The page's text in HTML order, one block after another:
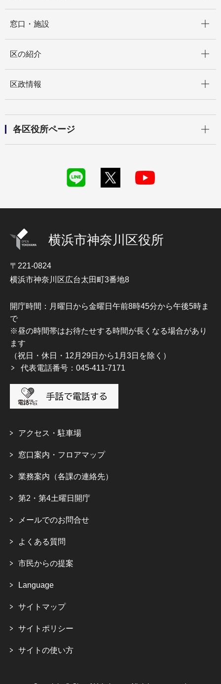
窓口・施設
区の紹介
区政情報
各区役所ページ
横浜市神奈川区役所
〒221-0824
横浜市神奈川区広台太田町3番地8
開庁時間：月曜日から金曜日午前8時45分から午後5時ま
で
※昼の時間帯はお待たせする時間が長くなる場合があり
ます
（祝日・休日・12月29日から1月3日を除く）
代表電話番号：045-411-7171
アクセス・駐車場
窓口案内・フロアマップ
業務案内（各課の連絡先）
第2・第4土曜日開庁
メールでのお問合せ
よくある質問
市民からの提案
Language
サイトマップ
サイトポリシー
サイトの使い方